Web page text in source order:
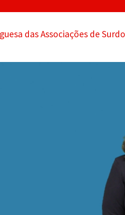
das Associações de